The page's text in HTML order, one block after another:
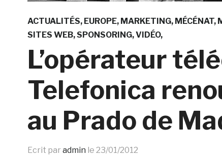
ACTUALITÉS EUROPE MARKETING MÉCÉNAT
SITES WEB SPONSORING VIDÉO
L’opérateur
Telefonica
au Prado de
Ecrit par admin le 23/01/2012